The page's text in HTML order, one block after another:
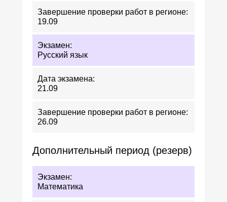
19.09
Русский язык
21.09
26.09
Дополнительный период (резерв)
Математика